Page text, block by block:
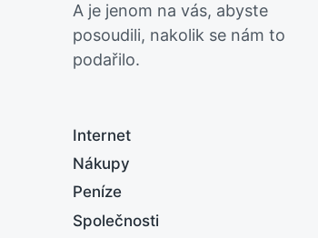
A je jenom na vás, abyste
posoudili, nakolik se nám to
podařilo.
Internet
Nákupy
Peníze
Společnosti